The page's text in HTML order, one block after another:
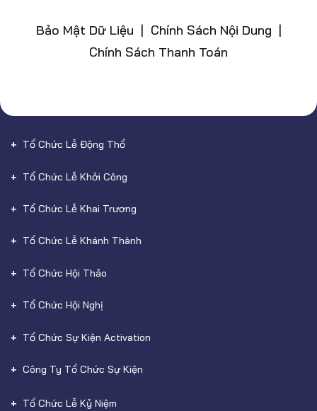
Bảo Mật Dữ Liệu | Chính Sách Nội Dung |
Chính Sách Thanh Toán
Tổ Chức Lễ Động Thổ
Tổ Chức Lễ Khởi Công
Tổ Chức Lễ Khai Trương
Tổ Chức Lễ Khánh Thành
Tổ Chức Hội Thảo
Tổ Chức Hội Nghị
Tổ Chức Sự Kiện Activation
Công Ty Tổ Chức Sự Kiện
Tổ Chức Lễ Kỷ Niệm